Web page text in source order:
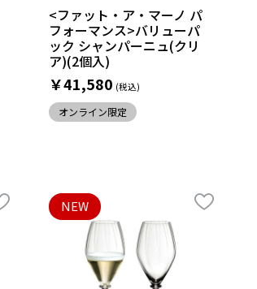
<ファット・ア・マーノ パ
フォーマンス>バリューパ
ック シャンパーニュ(クリ
ア)(2個入)
￥41,580
オンライン限定
NEW